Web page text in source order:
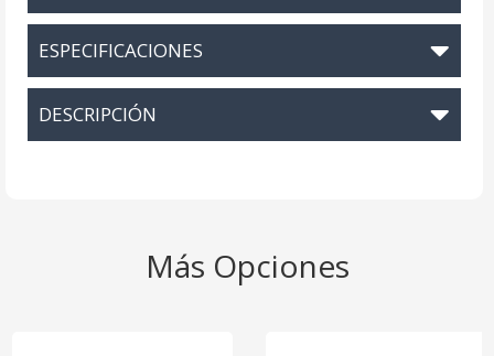
ESPECIFICACIONES
DESCRIPCIÓN
Más Opciones